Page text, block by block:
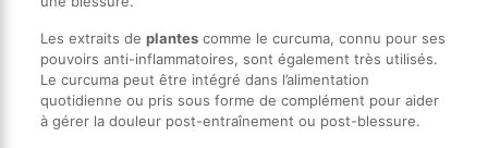
Les extraits de plantescomme le curcuma, connu pour ses
pouvoirs anti-inflammatoires, sont également très utilisés.
Le curcuma peut être intégré dans l’alimentation
quotidienne ou pris sous forme de complément pour aider
à gérer la douleur post-entraînement ou post-blessure.